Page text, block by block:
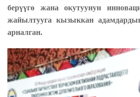
берүүгө жана окутуунун
жайылтууга кызыккан
арналган.